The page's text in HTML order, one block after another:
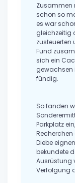
Zusammen
schon so
es war
gleichzeitig
zusteuerten
Fund
sich ein
gewachsen
fündig.
So fanden
Parkplatz
Diebe
bekundete
Ausrüstung
Verfolgung